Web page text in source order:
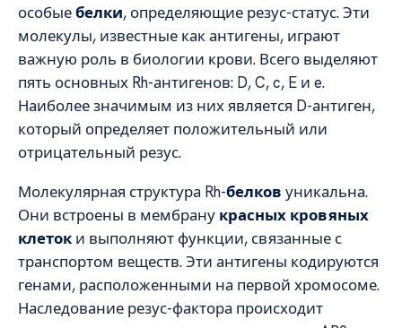
особыебелки, определяющие резус-статус. Эти
молекулы, известные как антигены, играют
важную роль в биологии крови. Всего выделяют
пять основных Rh-антигенов: D, C, c, E и e.
Наиболее значимым из них является D-антиген,
который определяет положительный или
отрицательный резус.
Молекулярная структура Rh-белков уникальна.
Они встроены в мембрану красных кровяных
клеток и выполняют функции, связанные с
транспортом веществ. Эти антигены кодируются
генами, расположенными на первой хромосоме.
Наследование резус-фактора происходит